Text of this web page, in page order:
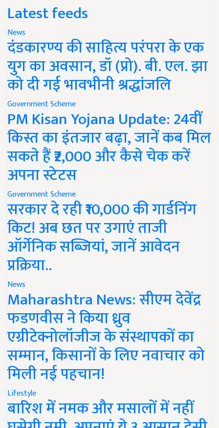
Latest feeds
News
दंडकारण्य की साहित्य परंपरा के एक
युग का अवसान, डॉ (प्रो). बी. एल. झा
को दी गई भावभीनी श्रद्धांजलि
Government Scheme
PM Kisan Yojana Update: 24वीं
किस्त का इंतजार बढ़ा, जानें कब मिल
सकते हैं ₹2,000 और कैसे चेक करें
अपना स्टेटस
Government Scheme
सरकार दे रही ₹10,000 की गार्डनिंग
किट! अब छत पर उगाएं ताजी
ऑर्गेनिक सब्जियां, जानें आवेदन
प्रक्रिया..
News
Maharashtra News: सीएम देवेंद्र
फडणवीस ने किया ध्रुव
एग्रीटेक्नोलॉजीज के संस्थापकों का
सम्मान, किसानों के लिए नवाचार को
मिली नई पहचान!
Lifestyle
बारिश में नमक और मसालों में नहीं